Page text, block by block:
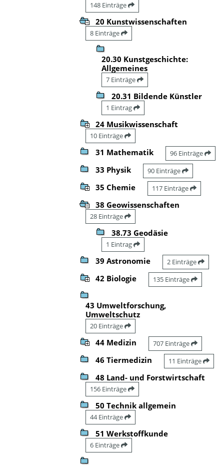
148 Einträge
20 Kunstwissenschaften
8 Einträge
20.30 Kunstgeschichte:
Allgemeines
7 Einträge
20.31 Bildende Künstler
1 Eintrag
24 Musikwissenschaft
10 Einträge
31 Mathematik 96 Einträge
33 Physik 90 Einträge
35 Chemie 117 Einträge
38 Geowissenschaften
28 Einträge
38.73 Geodäsie
1 Eintrag
39 Astronomie 2 Einträge
42 Biologie 135 Einträge
43 Umweltforschung,
Umweltschutz
20 Einträge
44 Medizin 707 Einträge
46 Tiermedizin 11 Einträge
48 Land- und Forstwirtschaft
156 Einträge
50 Technik allgemein
44 Einträge
51 Werkstoffkunde
6 Einträge